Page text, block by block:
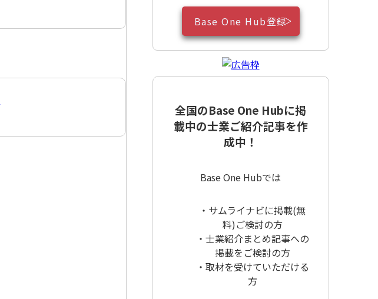
Base One Hub登録
全国のBase One Hubに掲
載中の士業ご紹介記事を作
成中！
Base One Hubでは
・サムライナビに掲載(無
料)ご検討の方
・士業紹介まとめ記事への
掲載をご検討の方
・取材を受けていただける
方